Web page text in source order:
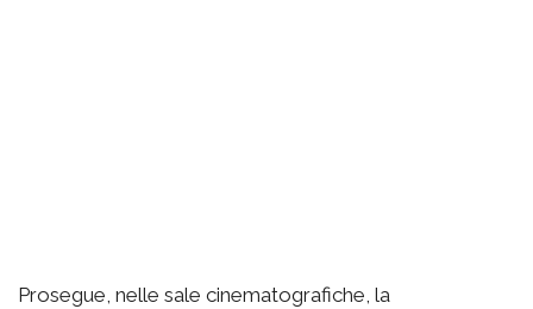
Prosegue, nelle sale cinematografiche, la